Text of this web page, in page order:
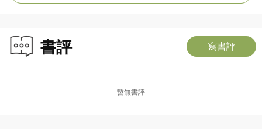
書評 寫書評
暫無書評